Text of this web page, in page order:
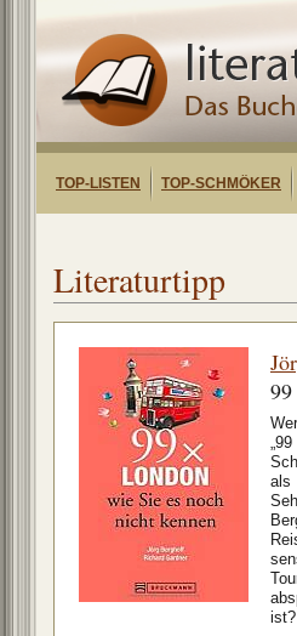
TOP-LISTEN TOP-SCHMÖKER
Literaturtipp
ist?